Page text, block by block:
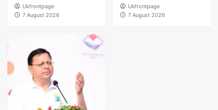
Ukfrontpage
7 August 2026
Ukfrontpage
7 August 2026